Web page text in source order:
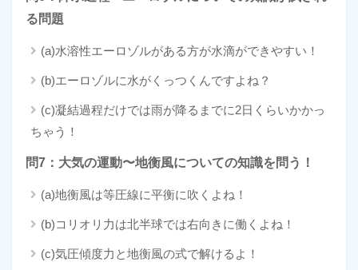
る問題
(a)水溶性エーロゾルがある方が水滴ができやすい！
(b)エーロゾルに水がくっつくんですよね？
(c)凝結過程だけでは雨が降るまでに2日くらいかかっ
ちゃう！
問7：大気の運動〜地衡風についての知識を問う！
(a)地衡風は等圧線に平衡に吹くよね！
(b)コリオリ力は北半球では右向きに働くよね！
(c)気圧傾度力と地衡風の式で解けるよ！